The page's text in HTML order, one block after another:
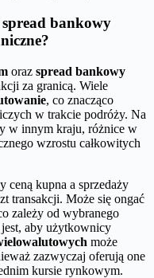
bankowy
oraz spread bankowy
za granicą. Wiele
, co znacząco
w trakcie podróży. Na
w innym kraju, różnice w
wzrostu całkowitych
ceną kupna a sprzedaży
transakcji. Może się ongać
zależy od wybranego
aby użytkownicy
może
zazwyczaj oferują one
kursie rynkowym.